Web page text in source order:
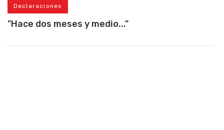
Declaraciones
"Hace dos meses y medio..."